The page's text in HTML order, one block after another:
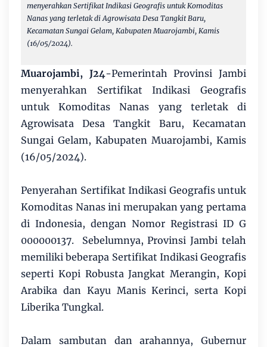
menyerahkan Sertifikat Indikasi Geografis untuk Komoditas
Nanas yang terletak di Agrowisata Desa Tangkit Baru,
Kecamatan Sungai Gelam, Kabupaten Muarojambi, Kamis
(16/05/2024).
Muarojambi, J24-Pemerintah Provinsi Jambi
menyerahkan Sertifikat Indikasi Geografis
untuk Komoditas Nanas yang terletak di
Agrowisata Desa Tangkit Baru, Kecamatan
Sungai Gelam, Kabupaten Muarojambi, Kamis
(16/05/2024).
Penyerahan Sertifikat Indikasi Geografis untuk
Komoditas Nanas ini merupakan yang pertama
di Indonesia, dengan Nomor Registrasi ID G
000000137. Sebelumnya, Provinsi Jambi telah
memiliki beberapa Sertifikat Indikasi Geografis
seperti Kopi Robusta Jangkat Merangin, Kopi
Arabika dan Kayu Manis Kerinci, serta Kopi
Liberika Tungkal.
Dalam sambutan dan arahannya, Gubernur